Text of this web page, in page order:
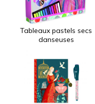
Tableaux pastels secs
danseuses